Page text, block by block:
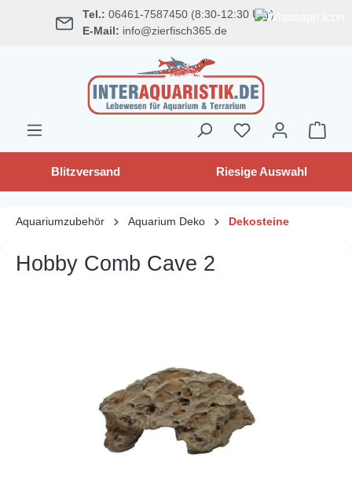
springen Tel.: 06461-7587450 (8:30-12:30 Uhr)
E-Mail: info@zierfisch365.de
Blitzversand Riesige Auswahl
Aquariumzubehör Aquarium Deko Dekosteine
Hobby Comb Cave 2